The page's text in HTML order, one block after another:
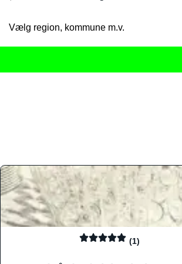
Vælg region, kommune m.v.
(1)